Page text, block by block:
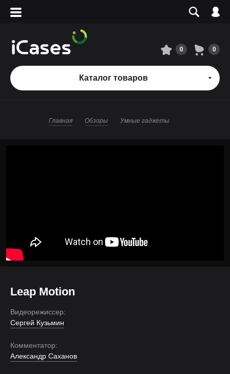
Вход
Сервисный центр
О магазине
0 0
Каталог товаров
Главная Обзоры Умные гаджеты
Leap Motion
Видеорежиссер:
Сергей Кузьмин
Комментатор:
Александр Саханов